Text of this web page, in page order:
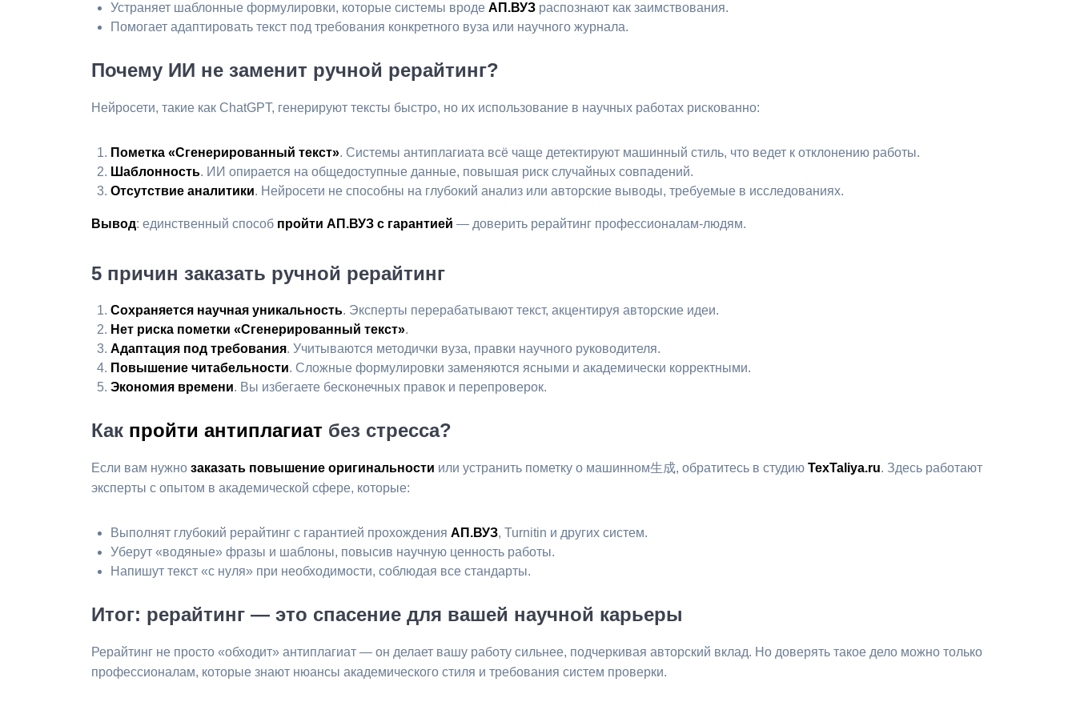
Устраняет шаблонные формулировки, которые системы вродеАП.ВУЗ распознают как заимствования.
Помогает адаптировать текст под требования конкретного вуза или научного журнала.
Почему ИИ не заменит ручной рерайтинг?
Нейросети, такие как ChatGPT, генерируют тексты быстро, но их использование в научных работах рискованно:
Пометка «Сгенерированный текст». Системы антиплагиата всё чаще детектируют машинный стиль, что ведет к отклонению работы.
Шаблонность. ИИ опирается на общедоступные данные, повышая риск случайных совпадений.
Отсутствие аналитики. Нейросети не способны на глубокий анализ или авторские выводы, требуемые в исследованиях.
Вывод: единственный способ пройти АП.ВУЗ с гарантией — доверить рерайтинг профессионалам-людям.
5 причин заказать ручной рерайтинг
Сохраняется научная уникальность. Эксперты перерабатывают текст, акцентируя авторские идеи.
Нет риска пометки «Сгенерированный текст».
Адаптация под требования. Учитываются методички вуза, правки научного руководителя.
Повышение читабельности. Сложные формулировки заменяются ясными и академически корректными.
Экономия времени. Вы избегаете бесконечных правок и перепроверок.
Как пройти антиплагиат без стресса?
Если вам нужнозаказать повышение оригинальности или устранить пометку о машинном生成, обратитесь в студиюTexTaliya.ru. Здесь работают
эксперты с опытом в академической сфере, которые:
Выполнят глубокий рерайтинг с гарантией прохожденияАП.ВУЗ, Turnitin и других систем.
Уберут «водяные» фразы и шаблоны, повысив научную ценность работы.
Напишут текст «с нуля» при необходимости, соблюдая все стандарты.
Итог: рерайтинг — это спасение для вашей научной карьеры
Рерайтинг не просто «обходит» антиплагиат — он делает вашу работу сильнее, подчеркивая авторский вклад. Но доверять такое дело можно только
профессионалам, которые знают нюансы академического стиля и требования систем проверки.